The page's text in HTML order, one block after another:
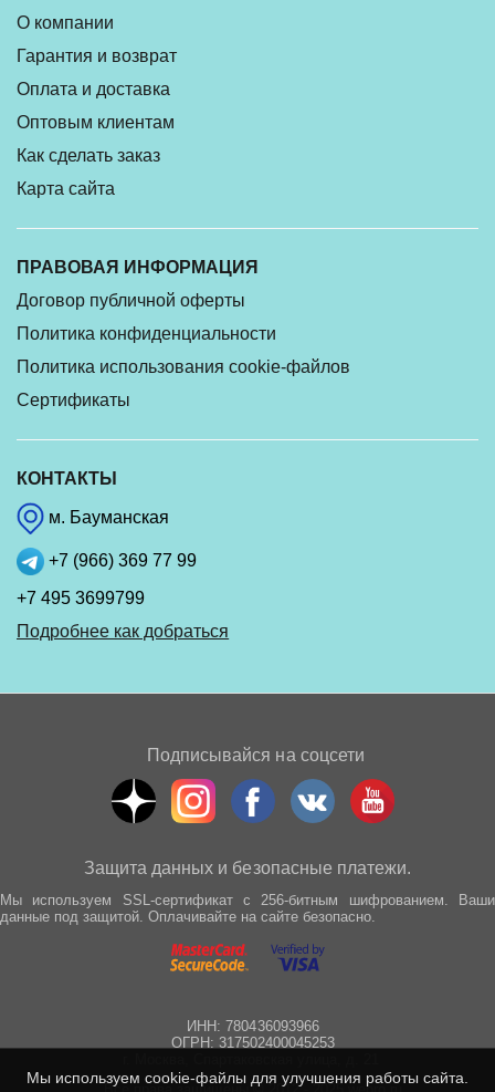
О компании
Гарантия и возврат
Оплата и доставка
Оптовым клиентам
Как сделать заказ
Карта сайта
ПРАВОВАЯ ИНФОРМАЦИЯ
Договор публичной оферты
Политика конфиденциальности
Политика использования cookie-файлов
Сертификаты
КОНТАКТЫ
м. Бауманская
+7 (966) 369 77 99
+7 495 3699799
Подробнее как добраться
Подписывайся на соцсети
Защита данных и безопасные платежи.
Мы используем SSL-сертификат с 256-битным шифрованием. Ваши
данные под защитой. Оплачивайте на сайте безопасно.
ИНН: 780436093966
ОГРН: 317502400045253
Мы используем cookie-файлы для улучшения работы сайта.